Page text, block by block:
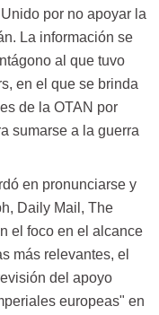
por no apoyar la
La información se
al que tuvo
en el que se brinda
de la OTAN por
sumarse a la guerra
en pronunciarse y
Daily Mail, The
el foco en el alcance
más relevantes, el
del apoyo
europeas" en